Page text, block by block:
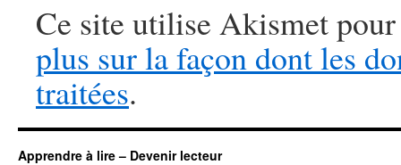
Ce site utilise Akismet
plus sur la façon dont les
traitées.
Apprendre à lire – Devenir lecteur